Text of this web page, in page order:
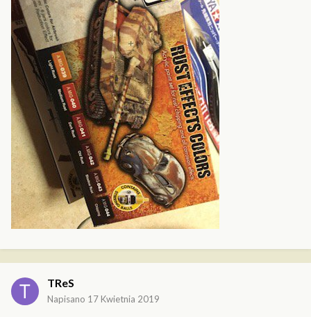
TReS
Napisano 17 Kwietnia 2019